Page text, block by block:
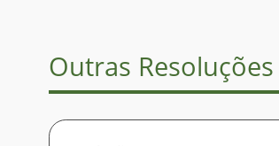
Outras Resoluções